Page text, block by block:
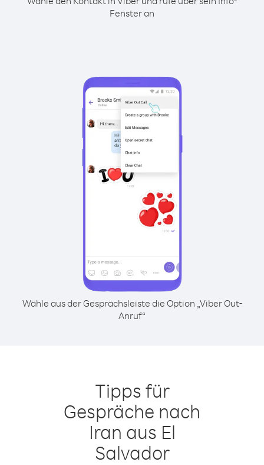
Fenster an
Wähle aus der Gesprächsleiste die Option „Viber Out-
Anruf“
Tipps für
Gespräche nach
Iran aus El
Salvador